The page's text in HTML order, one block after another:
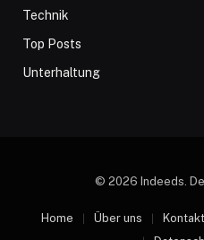
Technik
Top Posts
Unterhaltung
© 2026 Indeeds.
Home Über uns